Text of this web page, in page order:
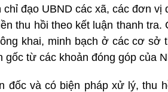
đạo UBND các xã, các đơn vị
thu hồi theo kết luận thanh tra.
khai, minh bạch ở các cơ sở
từ các khoản đóng góp của
đốc và có biện pháp xử lý, thu